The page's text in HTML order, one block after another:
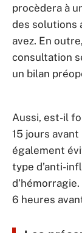
procèdera à
des solutions
avez. En
consultation
un bilan
Aussi, est-il
15 jours avant
également
type d’anti-
6 heures